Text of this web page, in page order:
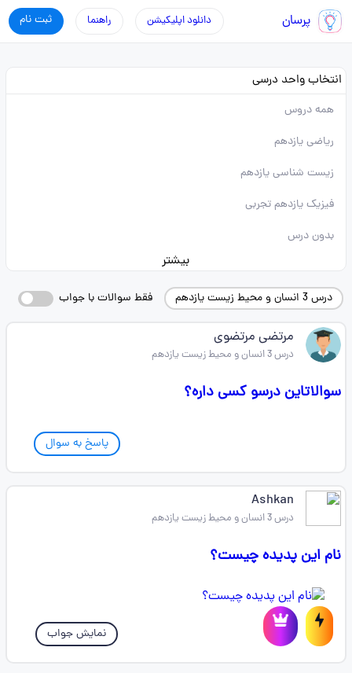
پرسان ثبت نام راهنما دانلود اپلیکیشن
انتخاب واحد درسی
همه دروس
ریاضی یازدهم
زیست شناسی یازدهم
فیزیک یازدهم تجربی
بدون درس
بیشتر
درس 3 انسان و محیط زیست یازدهم فقط سوالات با جواب
مرتضی مرتضوی
درس 3 انسان و محیط زیست یازدهم
سوالاتاین درسو کسی داره؟
پاسخ به سوال
Ashkan
درس 3 انسان و محیط زیست یازدهم
نام این پدیده چیست؟
نمایش جواب